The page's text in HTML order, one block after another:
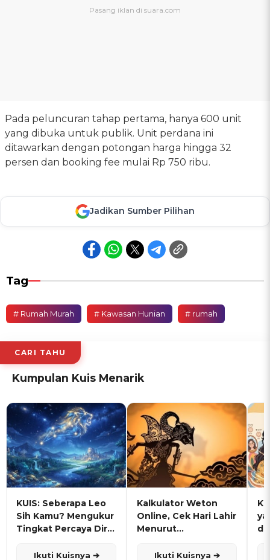
Pada peluncuran tahap pertama, hanya 600 unit
yang dibuka untuk publik. Unit perdana ini
ditawarkan dengan potongan harga hingga 32
persen dan booking fee mulai Rp 750 ribu.
Jadikan Sumber Pilihan
Tag
# Rumah Murah # Kawasan Hunian # rumah
CARI TAHU
Kumpulan Kuis Menarik
KUIS: Seberapa Leo
Sih Kamu? Mengukur
Tingkat Percaya Diri
Ikuti Kuisnya ➔
Kalkulator Weton
Online, Cek Hari Lahir
Menurut
Ikuti Kuisnya ➔